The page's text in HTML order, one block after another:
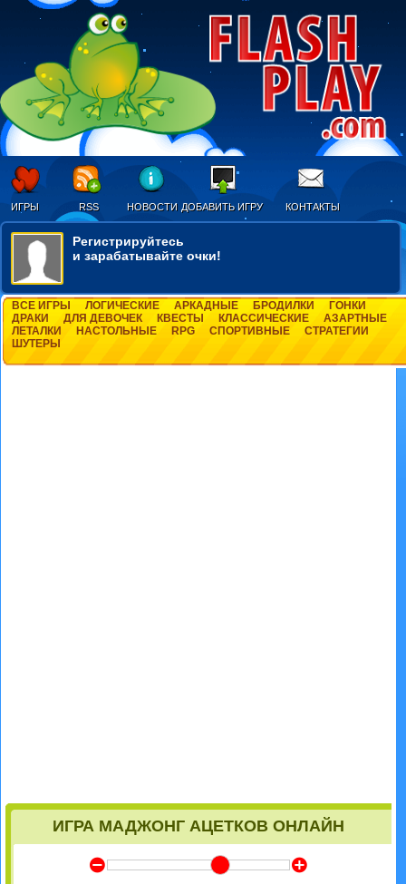
ИГРЫ RSS НОВОСТИ ДОБАВИТЬ ИГРУ КОНТАКТЫ
Регистрируйтесь
и зарабатывайте очки!
ВСЕ ИГРЫ ЛОГИЧЕСКИЕ АРКАДНЫЕ БРОДИЛКИ
ГОНКИ
ДРАКИ
ДЛЯ ДЕВОЧЕК КВЕСТЫ КЛАССИЧЕСКИЕ
АЗАРТНЫЕ
ЛЕТАЛКИ
НАСТОЛЬНЫЕ RPG СПОРТИВНЫЕ
СТРАТЕГИИ
ШУТЕРЫ
ИГРА МАДЖОНГ АЦЕТКОВ ОНЛАЙН
Y Z